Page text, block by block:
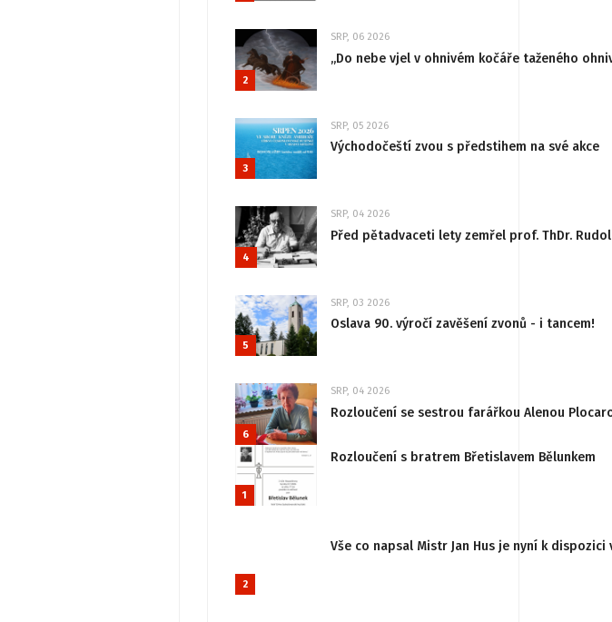
2
SRP, 06 2026
„Do nebe vjel v ohnivém kočáře taženého
3
SRP, 05 2026
Východočeští zvou s předstihem na své akce
4
SRP, 04 2026
Před pětadvaceti lety zemřel prof. ThDr.
5
SRP, 03 2026
Oslava 90. výročí zavěšení zvonů - i tancem!
6
SRP, 04 2026
Rozloučení se sestrou farářkou Alenou
1
Rozloučení s bratrem Břetislavem Bělunkem
2
Vše co napsal Mistr Jan Hus je nyní k